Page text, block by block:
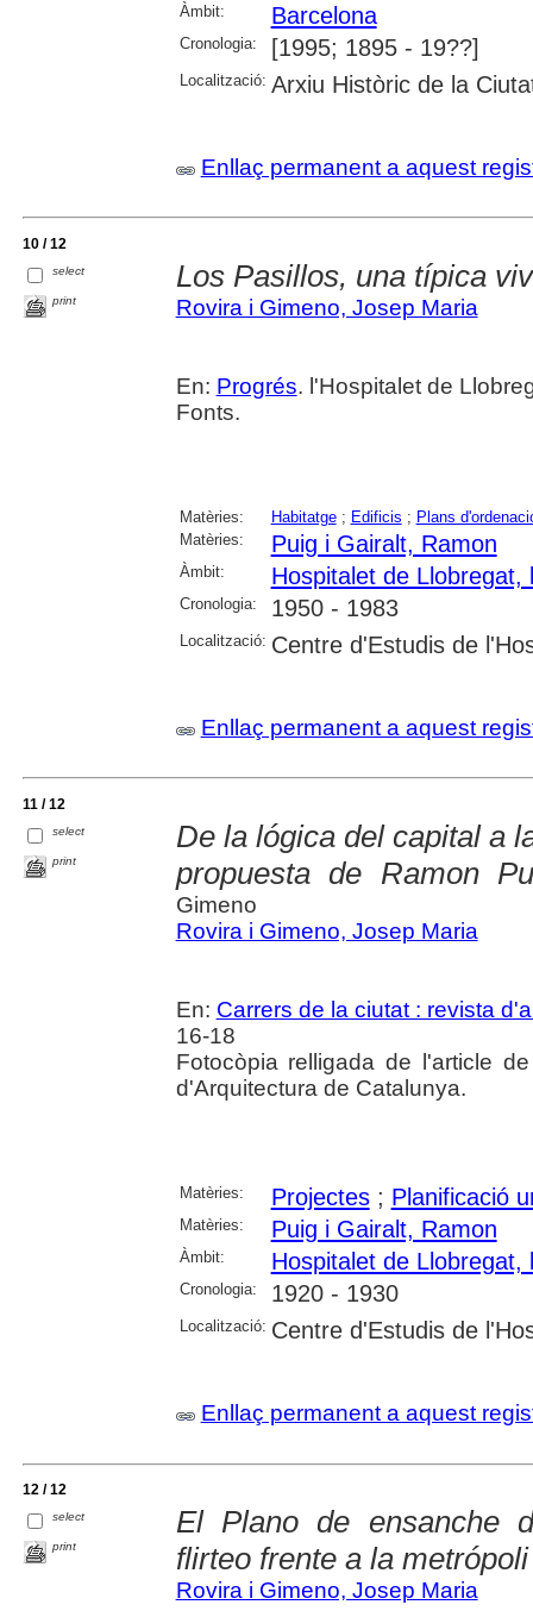
Àmbit: Barcelona
Cronologia: [1995; 1895 - 19??]
Localització: Arxiu Històric de la
Enllaç permanent a aquest
10 / 12
select
print
Los Pasillos, una típica
Rovira i Gimeno, Josep Maria
En: Progrés. l'Hospitalet de
Fonts.
Matèries: Habitatge; Edificis ; Plans
Matèries:
Puig i Gairalt, Ramon
Àmbit: Hospitalet de Llobregat,
Cronologia: 1950 - 1983
Localització: Centre d'Estudis de
Enllaç permanent a aquest
11 / 12
select
print
De la lógica del capital a
propuesta de Ramon
Gimeno
Rovira i Gimeno, Josep Maria
En: Carrers de la ciutat : revista
16-18
Fotocòpia relligada de l'article
d'Arquitectura de Catalunya.
Matèries: Projectes; Planificació
Matèries: Puig i Gairalt, Ramon
Àmbit: Hospitalet de Llobregat,
Cronologia: 1920 - 1930
Localització: Centre d'Estudis de
Enllaç permanent a aquest
12 / 12
select
print
El Plano de ensanche
flirteo frente a la metrópoli
Rovira i Gimeno, Josep Maria